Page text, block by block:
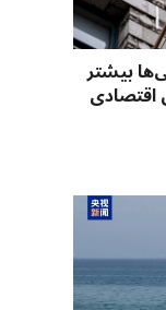
بیشتر
اقتصادی